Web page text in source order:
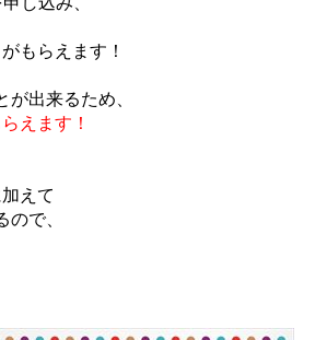
もらえます！
出来るため、
えます！
えて
ので、